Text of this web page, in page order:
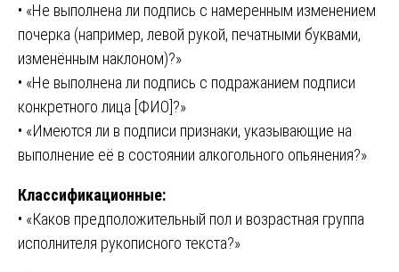
• «Не выполнена ли подпись с намеренным изменением
почерка (например, левой рукой, печатными буквами,
изменённым наклоном)?»
• «Не выполнена ли подпись с подражанием подписи
конкретного лица [ФИО]?»
• «Имеются ли в подписи признаки, указывающие на
выполнение её в состоянии алкогольного опьянения?»
Классификационные:
• «Каков предположительный пол и возрастная группа
исполнителя рукописного текста?»